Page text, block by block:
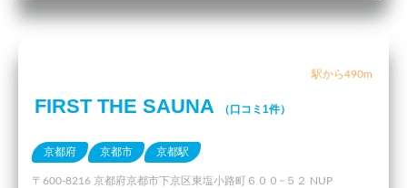
駅から490m
FIRST THE SAUNA （口コミ1件）
京都府 京都市 京都駅
〒600-8216 京都府京都市下京区東塩小路町６００−５２ NUP